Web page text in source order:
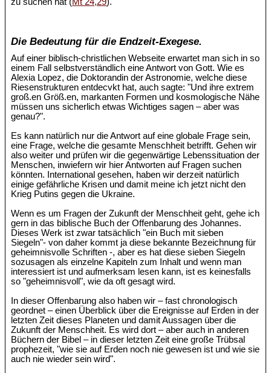
zu suchen hat (Mt 24,29).
Die Bedeutung für die Endzeit-Exegese.
Auf einer biblisch-christlichen Webseite erwartet man sich in so
einem Fall selbstverständlich eine Antwort von Gott. Wie es
Alexia Lopez, die Doktorandin der Astronomie, welche diese
Riesenstrukturen entdecvkt hat, auch sagte: "Und ihre extrem
groß.en Größ.en, markanten Formen und kosmologische Nähe
müssen uns sicherlich etwas Wichtiges sagen – aber was
genau?".
Es kann natürlich nur die Antwort auf eine globale Frage sein,
eine Frage, welche die gesamte Menschheit betrifft. Gehen wir
also weiter und prüfen wir die gegenwärtige Lebenssituation der
Menschen, inwiefern wir hier Antworten auf Fragen suchen
könnten. International gesehen, haben wir derzeit natürlich
einige gefährliche Krisen und damit meine ich jetzt nicht den
Krieg Putins gegen die Ukraine.
Wenn es um Fragen der Zukunft der Menschheit geht, gehe ich
gern in das biblische Buch der Offenbarung des Johannes.
Dieses Werk ist zwar tatsächlich "ein Buch mit sieben
Siegeln"- von daher kommt ja diese bekannte Bezeichnung für
geheimnisvolle Schriften -, aber es hat diese sieben Siegeln
sozusagen als einzelne Kapiteln zum Inhalt und wenn man
interessiert ist und aufmerksam lesen kann, ist es keinesfalls
so "geheimnisvoll", wie da oft gesagt wird.
In dieser Offenbarung also haben wir – fast chronologisch
geordnet – einen Überblick über die Ereignisse auf Erden in der
letzten Zeit dieses Planeten und damit Aussagen über die
Zukunft der Menschheit. Es wird dort – aber auch in anderen
Büchern der Bibel – in dieser letzten Zeit eine große Trübsal
prophezeit, "wie sie auf Erden noch nie gewesen ist und wie sie
auch nie wieder sein wird".